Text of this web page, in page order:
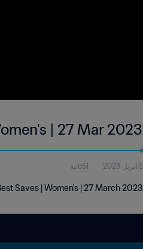
| 27 Mar 2023
5 أبريل 2023 51ثانية
Saves | Women's | 27 March 2023